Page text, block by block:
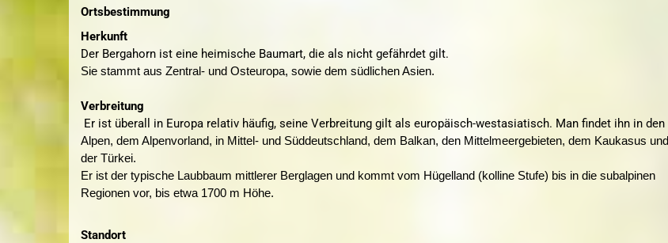
Ortsbestimmung
Herkunft
Der Bergahorn ist eine heimische Baumart, die als nicht gefährdet gilt.
Sie stammt aus Zentral- und Osteuropa, sowie dem südlichen Asien.
Verbreitung
Er ist überall in Europa relativ häufig, seine Verbreitung gilt als europäisch-westasiatisch. Man findet ihn in den
Alpen, dem Alpenvorland, in Mittel- und Süddeutschland, dem Balkan, den Mittelmeergebieten, dem Kaukasus und
der Türkei.
Er ist der typische Laubbaum mittlerer Berglagen und kommt vom Hügelland (kolline Stufe) bis in die subalpinen
Regionen vor, bis etwa 1700 m Höhe.
Standort